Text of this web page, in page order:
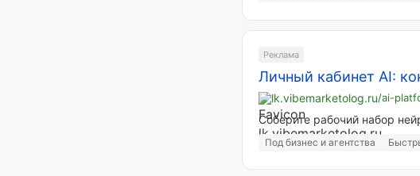
Реклама
Личный кабинет AI:
lk.vibemarketolog.ru/ai-
Соберите рабочий набор
Под бизнес и агентства